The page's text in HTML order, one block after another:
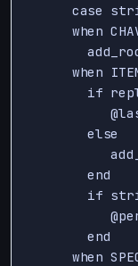
case
when
when
if
        else
        end
if
        end
when